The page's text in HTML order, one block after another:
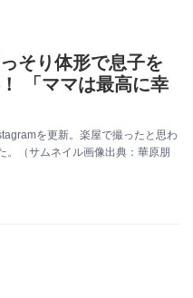
そり体形で息子を
「ママは最高に幸
を更新。楽屋で撮ったと思わ
。（サムネイル画像出典：華原朋